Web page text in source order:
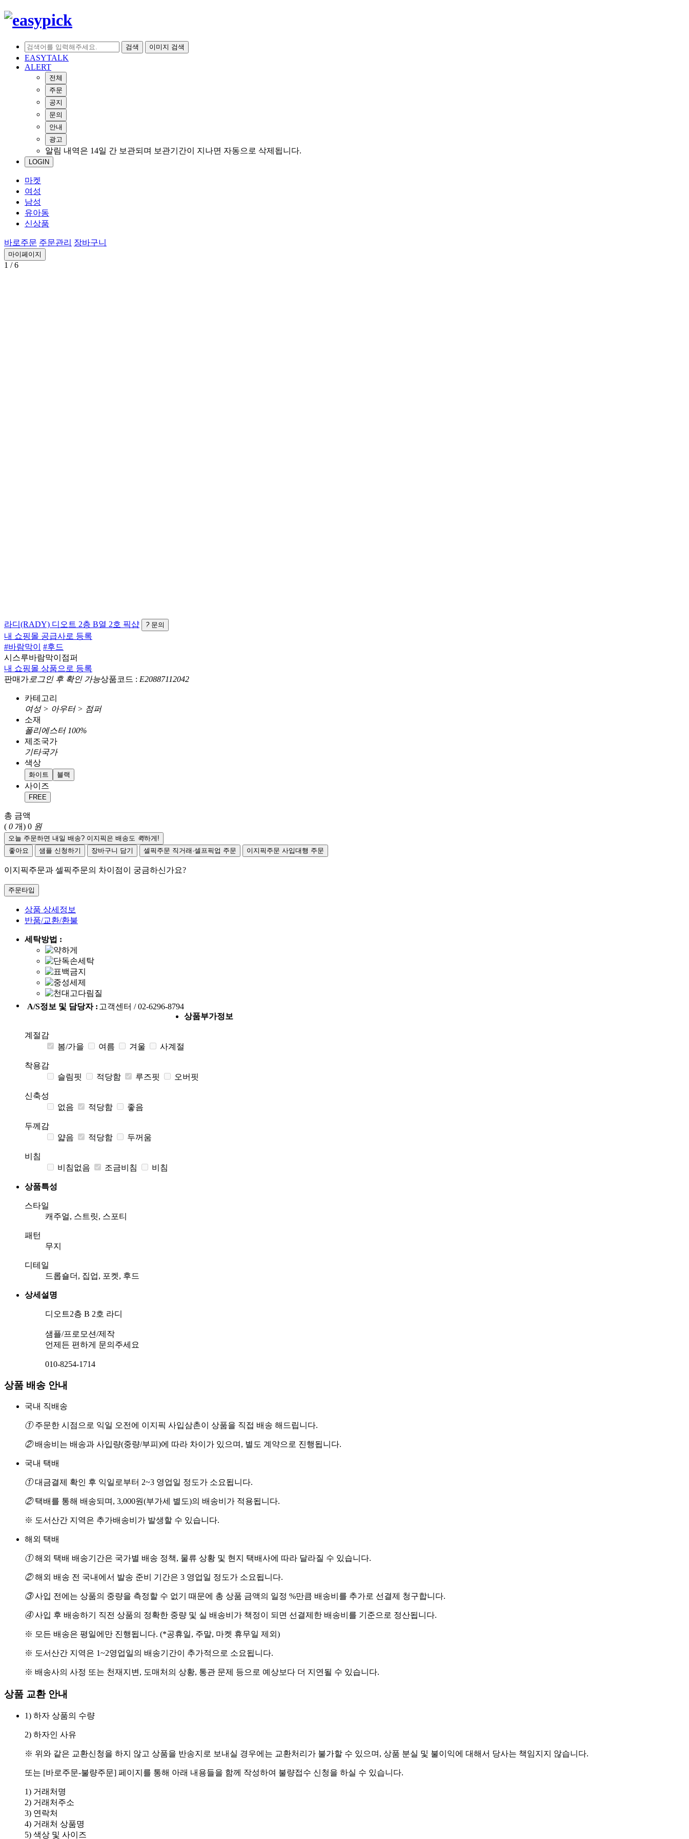
검색 이미지 검색
EASYTALK
ALERT
전체
주문
공지
문의
안내
광고
알림 내역은 14일 간 보관되며 보관기간이 지나면 자동으로 삭제됩니다.
LOGIN
마켓
여성
남성
유아동
신상품
바로주문 주문관리 장바구니
마이페이지
1 / 6
라디(RADY) 디오트 2층 B열 2호 픽샵 ? 문의
내 쇼핑몰 공급사로 등록
#바람막이
#후드
시스루바람막이점퍼
내 쇼핑몰 상품으로 등록
판매가 로그인 후 확인 가능상품코드 : E20887112042
카테고리
여성 > 아우터 > 점퍼
소재
폴리에스터 100%
제조국가
기타국가
색상
화이트 블랙
사이즈
FREE
총 금액
( 0 개) 0 원
오늘 주문하면 내일 배송? 이지픽은 배송도 퀵하게!
좋아요
샘플 신청하기 장바구니 담기 셀픽주문 직거래·셀프픽업 주문 이지픽주문 사입대행 주문
이지픽주문과 셀픽주문의 차이점이 궁금하신가요?
주문타입
상품 상세정보
반품/교환/환불
세탁방법 :
A/S정보 및 담당자 : 고객센터 / 02-6296-8794
상품부가정보
계절감
봄/가을
여름 겨울 사계절
착용감
슬림핏
적당함 루즈핏 오버핏
신축성
없음
적당함 좋음
두께감
얇음
적당함 두꺼움
비침
비침없음
조금비침 비침
상품특성
스타일
캐주얼, 스트릿, 스포티
패턴
무지
디테일
드롭숄더, 집업, 포켓, 후드
상세설명
디오트2층 B 2호 라디
샘플/프로모션/제작
언제든 편하게 문의주세요
상품 배송 안내
국내 직배송
①주문한 시점으로 익일 오전에 이지픽 사입삼촌이 상품을 직접 배송 해드립니다.
②배송비는 배송과 사입량(중량/부피)에 따라 차이가 있으며, 별도 계약으로 진행됩니다.
국내 택배
①대금결제 확인 후 익일로부터 2~3 영업일 정도가 소요됩니다.
②택배를 통해 배송되며, 3,000원(부가세 별도)의 배송비가 적용됩니다.
※ 도서산간 지역은 추가배송비가 발생할 수 있습니다.
해외 택배
①해외 택배 배송기간은 국가별 배송 정책, 물류 상황 및 현지 택배사에 따라 달라질 수 있습니다.
②해외 배송 전 국내에서 발송 준비 기간은 3 영업일 정도가 소요됩니다.
③사입 전에는 상품의 중량을 측정할 수 없기 때문에 총 상품 금액의 일정 %만큼 배송비를 추가로 선결제 청구합니다.
④사입 후 배송하기 직전 상품의 정확한 중량 및 실 배송비가 책정이 되면 선결제한 배송비를 기준으로 정산됩니다.
※ 모든 배송은 평일에만 진행됩니다. (*공휴일, 주말, 마켓 휴무일 제외)
※ 도서산간 지역은 1~2영업일의 배송기간이 추가적으로 소요됩니다.
※ 배송사의 사정 또는 천재지변, 도매처의 상황, 통관 문제 등으로 예상보다 더 지연될 수 있습니다.
상품 교환 안내
1) 하자 상품의 수량
2) 하자인 사유
※ 위와 같은 교환신청을 하지 않고 상품을 반송지로 보내실 경우에는 교환처리가 불가할 수 있으며, 상품 분실 및 불이익에 대해서 당사는 책임지지 않습니다.
또는 [바로주문-불량주문] 페이지를 통해 아래 내용들을 함께 작성하여 불량접수 신청을 하실 수 있습니다.
1) 거래처명
2) 거래처주소
3) 연락처
4) 거래처 상품명
5) 색상 및 사이즈